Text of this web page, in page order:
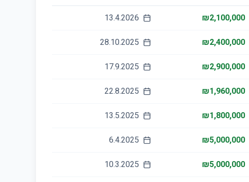
₪2,100,000
13.4.2026
₪2,400,000
28.10.2025
₪2,900,000
17.9.2025
₪1,960,000
22.8.2025
₪1,800,000
13.5.2025
₪5,000,000
6.4.2025
₪5,000,000
10.3.2025